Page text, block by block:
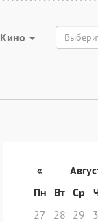
Кино
«
Пн
Вт Ср
27
28 29